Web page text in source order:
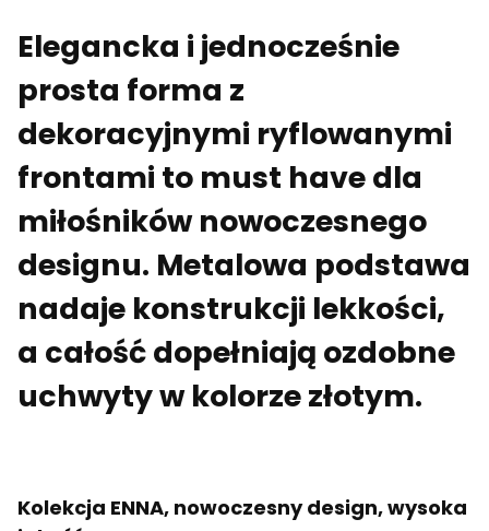
Elegancka i jednocześnie
prosta forma z
dekoracyjnymi ryflowanymi
frontami to must have dla
miłośników nowoczesnego
designu. Metalowa podstawa
nadaje konstrukcji lekkości,
a całość dopełniają ozdobne
uchwyty w kolorze złotym.
Kolekcja ENNA, nowoczesny design, wysoka